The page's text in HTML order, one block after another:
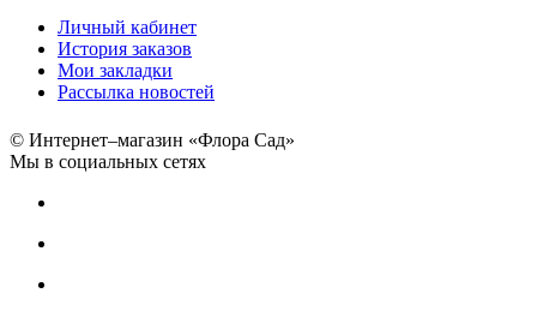
Личный кабинет
История заказов
Мои закладки
Рассылка новостей
© Интернет–магазин «Флора Сад»
Мы в социальных сетях